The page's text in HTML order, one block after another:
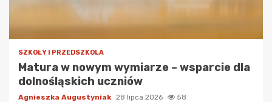
SZKOŁY I PRZEDSZKOLA
Matura w nowym wymiarze – wsparcie dla
dolnośląskich uczniów
Agnieszka Augustyniak 28 lipca 2026 58